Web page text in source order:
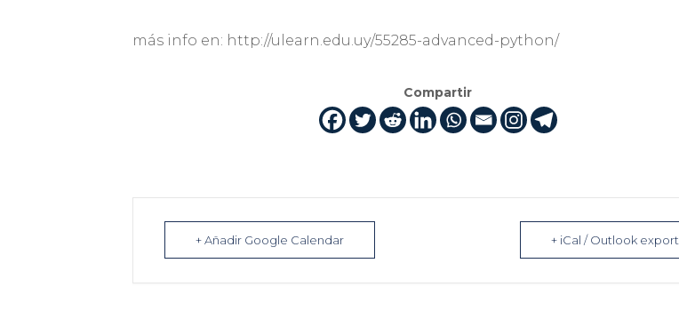
más info en: http://ulearn.edu.uy/55285-advanced-python/
Compartir
+ Añadir Google Calendar + iCal / Outlook export